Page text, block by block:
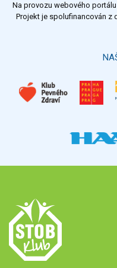
Výsledky
Na provozu webového
Projekt je spolufinancován z